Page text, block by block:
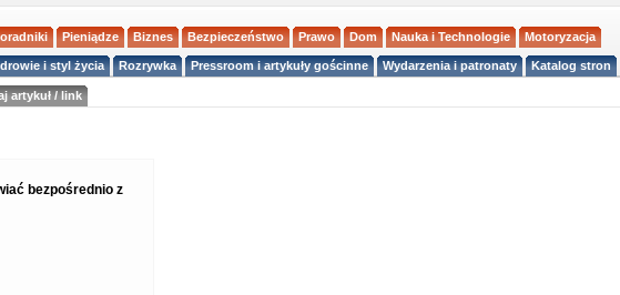
Pieniądze Biznes Bezpieczeństwo Prawo Dom Nauka i Technologie Motoryzacja
i styl życia Rozrywka Pressroom i artykuły gościnne Wydarzenia i patronaty Katalog stron
artykuł / link
bezpośrednio z